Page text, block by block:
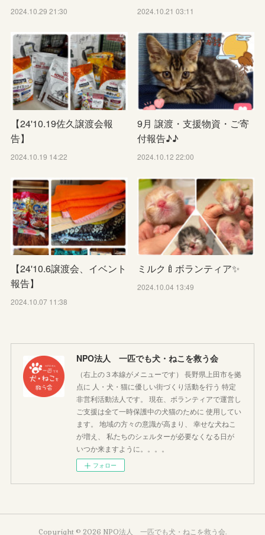
2024.10.29 21:30 2024.10.21 03:11
【24'10.19佐久譲渡会報
告】
2024.10.19 14:22
9月 譲渡・支援物資・ご寄
付報告♪♪
2024.10.12 22:00
【24'10.6譲渡会、イベント
報告】
2024.10.07 11:38
ミルク🍼ボランティア✨
2024.10.04 13:49
NPO法人 一匹でも犬・ねこを救う会
（右上の３本線がメニューです） 長野県上田市を拠
点に 人・犬・猫に優しい街づくり活動を行う 特定
非営利活動法人です。 現在、ボランティアで運営し
ご支援は全て一時保護中の犬猫のために 使用してい
ます。 地域の方々の意識が高まり、 幸せな犬ねこ
が増え、 私たちのシェルターが必要なくなる日が
いつか来ますように。。。。
フォロー
Copyright © 2026 NPO法人 一匹でも犬・ねこを救う会.